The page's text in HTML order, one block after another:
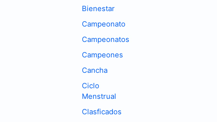
Bienestar
Campeonato
Campeonatos
Campeones
Cancha
Ciclo
Menstrual
Clasficados